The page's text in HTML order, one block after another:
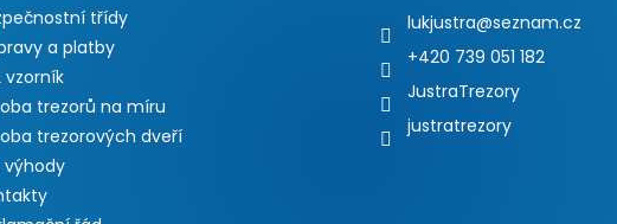
třídy
a platby
vzorník
trezorů na míru
trezorových dveří
výhody
lukjustra@seznam.cz
+420 739 051 182
JustraTrezory
justratrezory